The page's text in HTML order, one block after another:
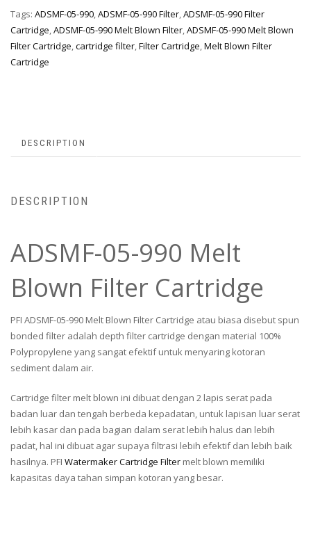
Tags: ADSMF-05-990,ADSMF-05-990 Filter,ADSMF-05-990 Filter
Cartridge,ADSMF-05-990 Melt Blown Filter,ADSMF-05-990 Melt Blown
Filter Cartridge,cartridge filter,Filter Cartridge,Melt Blown Filter
Cartridge
DESCRIPTION
DESCRIPTION
ADSMF-05-990 Melt
Blown Filter Cartridge
PFI ADSMF-05-990 Melt Blown Filter Cartridge atau biasa disebut spun
bonded filter adalah depth filter cartridge dengan material 100%
Polypropylene yang sangat efektif untuk menyaring kotoran
sediment dalam air.
Cartridge filter melt blown ini dibuat dengan 2 lapis serat pada
badan luar dan tengah berbeda kepadatan, untuk lapisan luar serat
lebih kasar dan pada bagian dalam serat lebih halus dan lebih
padat, hal ini dibuat agar supaya filtrasi lebih efektif dan lebih baik
hasilnya. PFI Watermaker Cartridge Filter melt blown memiliki
kapasitas daya tahan simpan kotoran yang besar.